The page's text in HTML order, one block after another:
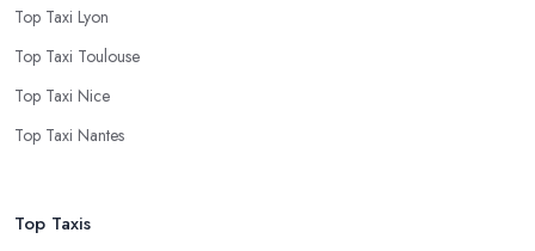
Top Taxi Lyon
Top Taxi Toulouse
Top Taxi Nice
Top Taxi Nantes
Top Taxis